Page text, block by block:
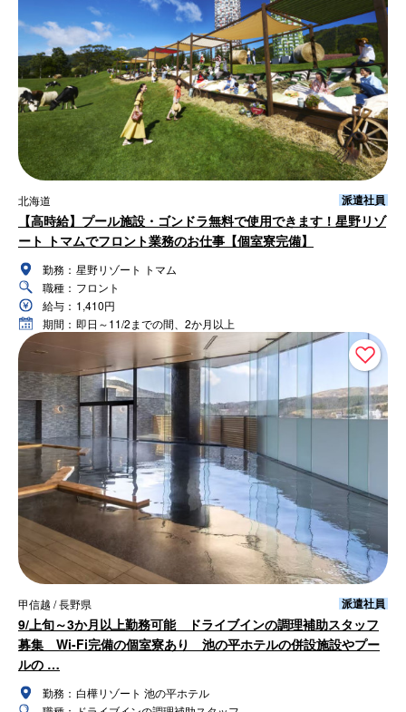
北海道 派遣社員
【高時給】プール施設・ゴンドラ無料で使用できます！星野リゾ
ート トマムでフロント業務のお仕事【個室寮完備】
勤務： 星野リゾート トマム
職種： フロント
給与： 1,410円
期間： 即日～11/2までの間、2か月以上
甲信越 / 長野県 派遣社員
9/上旬～3か月以上勤務可能 ドライブインの調理補助スタッフ
募集 Wi-Fi完備の個室寮あり 池の平ホテルの併設施設やプー
ルの …
勤務： 白樺リゾート 池の平ホテル